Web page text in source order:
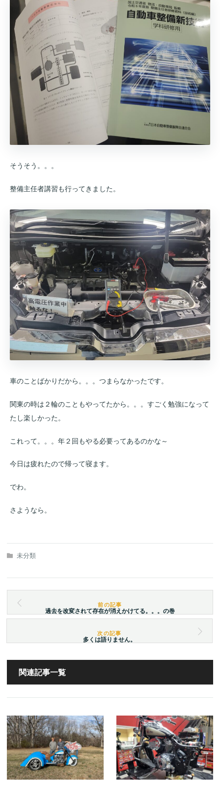
そうそう。。。
整備主任者講習も行ってきました。
車のことばかりだから。。。つまらなかったです。
関東の時は２輪のこともやってたから。。。すごく勉強になって
たし楽しかった。
これって。。。年２回もやる必要ってあるのかな～
今日は疲れたので帰って寝ます。
でわ。
さようなら。
未分類
過去を改変されて存在が消えかけてる。。。の巻
多くは語りません。
関連記事一覧